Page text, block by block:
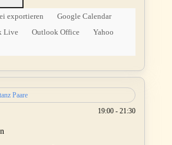
exportieren
Google Calendar
Live
Outlook Office
Yahoo
Paare
19:00 - 21:30